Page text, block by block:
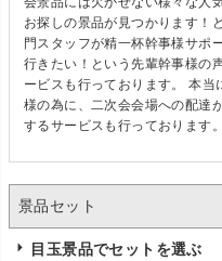
お探しの景品が見つかります！
門スタッフが精一杯幹事様サポ
行きたい！という先輩幹事様の
ービスも行っております。 本
様の為に、二次会会場への配達
するサービスも行っております
景品セット
目玉景品でセットを選ぶ